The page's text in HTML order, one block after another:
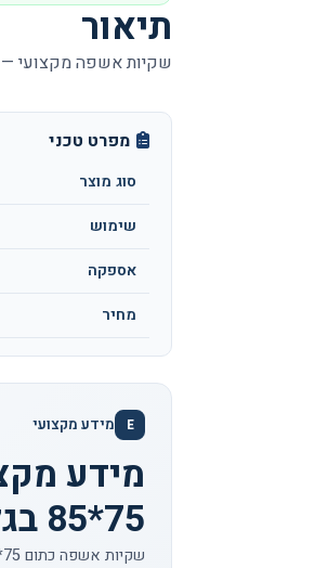
תיאור
שקיות אשפה מקצועי —
מפרט טכני
סוג מוצר
שימוש
אספקה
מחיר
E מידע מקצועי
מידע
75*85 בגליל - 25 יח'